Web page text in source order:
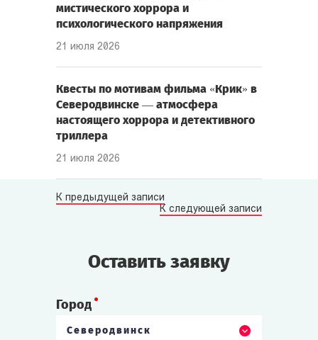
мистического хоррора и
психологического напряжения
21 июля 2026
Квесты по мотивам фильма «Крик» в
Северодвинске — атмосфера
настоящего хоррора и детективного
триллера
21 июля 2026
К предыдущей записи
К следующей записи
Оставить заявку
Город
Северодвинск